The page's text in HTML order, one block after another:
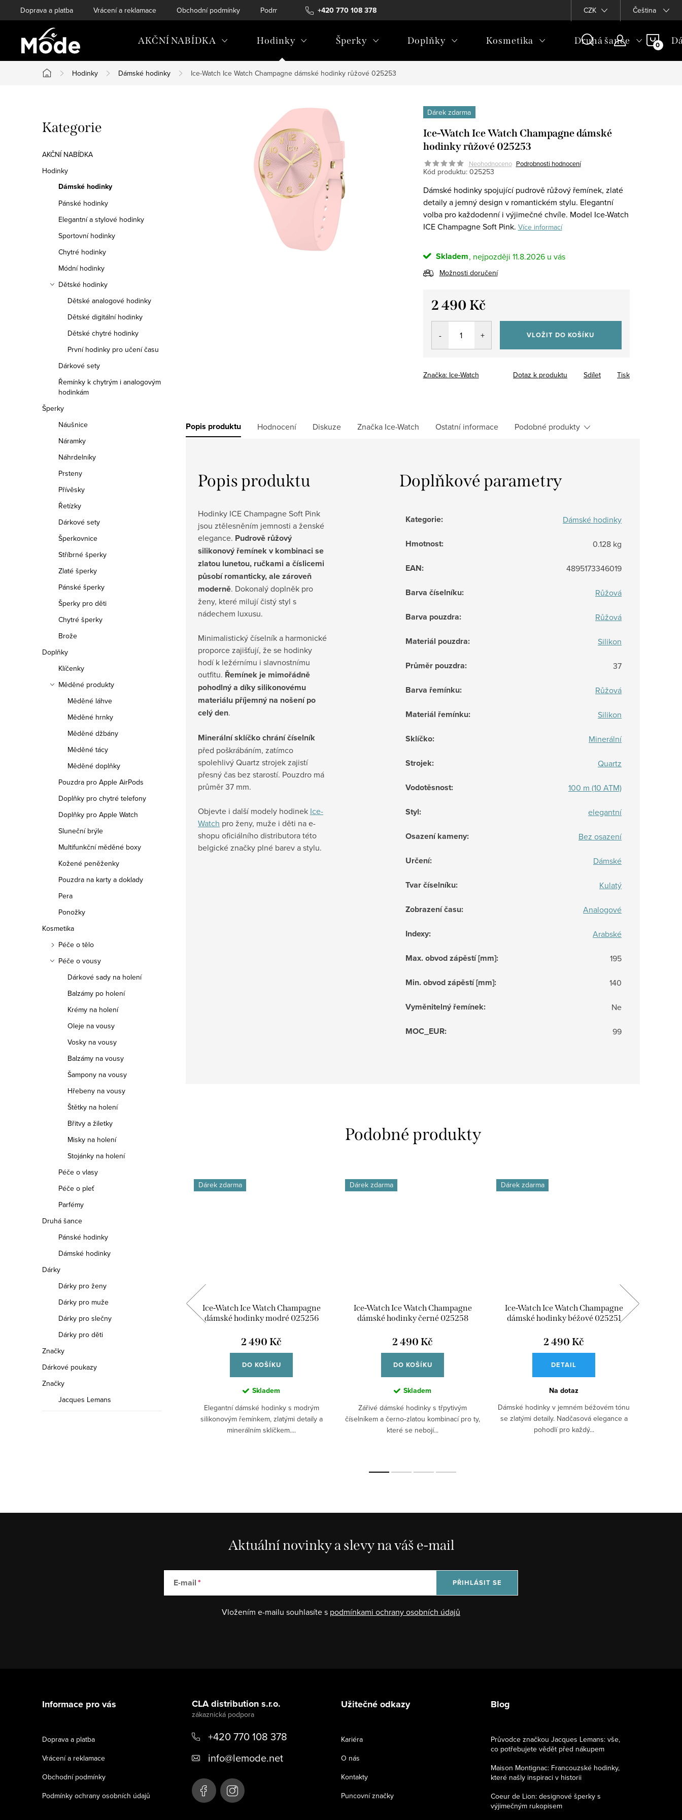
na
+420 770 108 378
Doprava a platba Vrácení a reklamace Obchodní podmínky Podmínky ochrany osobních údajů CZK Čeština
AKČNÍ NABÍDKA Hodinky Šperky Doplňky Kosmetika Druhá šance
Domů
Hodinky Dámské hodinky Ice-Watch Ice Watch Champagne dámské hodinky růžové 025253
o
s
t
Přeskočit
kategorie
Kategorie
AKČNÍ NABÍDKA
Hodinky
Dámské hodinky
Pánské hodinky
Elegantní a stylové hodinky
Sportovní hodinky
Chytré hodinky
Módní hodinky
Dětské hodinky
Dětské analogové hodinky
Dětské digitální hodinky
Dětské chytré hodinky
První hodinky pro učení času
Dárkové sety
Řemínky k chytrým i analogovým
hodinkám
Šperky
Náušnice
Náramky
Náhrdelníky
Prsteny
Přívěsky
Řetízky
Dárkové sety
Šperkovnice
Stříbrné šperky
Zlaté šperky
Pánské šperky
Šperky pro děti
Chytré šperky
Brože
Doplňky
Klíčenky
Měděné produkty
Měděné láhve
Měděné hrnky
Měděné džbány
Měděné tácy
Měděné doplňky
Pouzdra pro Apple AirPods
Doplňky pro chytré telefony
Doplňky pro Apple Watch
Sluneční brýle
Multifunkční měděné boxy
Kožené peněženky
Pouzdra na karty a doklady
Pera
Ponožky
Kosmetika
Péče o tělo
Péče o vousy
Dárkové sady na holení
Balzámy po holení
Krémy na holení
Oleje na vousy
Vosky na vousy
Balzámy na vousy
Šampony na vousy
Hřebeny na vousy
Štětky na holení
Břitvy a žiletky
Misky na holení
Stojánky na holení
Péče o vlasy
Péče o pleť
Parfémy
Druhá šance
Pánské hodinky
Dámské hodinky
Dárky
Dárky pro ženy
Dárky pro muže
Dárky pro slečny
Dárky pro děti
Značky
Dárkové poukazy
Značky
Jacques Lemans
Dárek zdarma
Ice-Watch Ice Watch Champagne dámské
hodinky růžové 025253
Neohodnoceno Podrobnosti hodnocení
Kód produktu: 025253
Dámské hodinky spojující pudrově růžový řemínek, zlaté
detaily a jemný design v romantickém stylu. Elegantní
volba pro každodenní i výjimečné chvíle. Model Ice-Watch
ICE Champagne Soft Pink. Více informací
Skladem 11.8.2026
Možnosti doručení
2 490 Kč
Měrná
VLOŽIT DO KOŠÍKU
Značka: Ice-Watch Tisk
Dotaz k produktu Sdílet
Popis produktu Hodnocení Diskuze Značka Ice-Watch Ostatní informace Podobné produkty
Popis produktu
Hodinky ICE Champagne Soft Pink
jsou ztělesněním jemnosti a ženské
elegance. Pudrově růžový
silikonový řemínek v kombinaci se
zlatou lunetou, ručkami a číslicemi
působí romanticky, ale zároveň
moderně. Dokonalý doplněk pro
ženy, které milují čistý styl s
nádechem luxusu.
Minimalistický číselník a harmonické
proporce zajišťují, že se hodinky
hodí k ležérnímu i slavnostnímu
outfitu. Řemínek je mimořádně
pohodlný a díky silikonovému
materiálu příjemný na nošení po
celý den.
Minerální sklíčko chrání číselník
před poškrábáním, zatímco
spolehlivý Quartz strojek zajistí
přesný čas bez starostí. Pouzdro má
průměr 37 mm.
Objevte i další modely hodinek Ice-
Watch pro ženy, muže i děti na e-
shopu oficiálního distributora této
belgické značky plné barev a stylu.
Doplňkové parametry
Kategorie: Dámské hodinky
Hmotnost: 0.128 kg
EAN: 4895173346019
Barva číselníku: Růžová
Barva pouzdra: Růžová
Materiál pouzdra: Silikon
Průměr pouzdra: 37
Barva řemínku: Růžová
Materiál řemínku: Silikon
Sklíčko: Minerální
Strojek: Quartz
Vodotěsnost: 100 m (10 ATM)
Styl: elegantní
Osazení kameny: Bez osazení
Určení: Dámské
Tvar číselníku: Kulatý
Zobrazení času: Analogové
Indexy: Arabské
Max. obvod zápěstí [mm]: 195
Min. obvod zápěstí [mm]: 140
Vyměnitelný řemínek: Ne
MOC_EUR: 99
Dárek zdarma
Ice-Watch Ice Watch Champagne
dámské hodinky černé 025257
DO KOŠÍKU
Dárek zdarma
Ice-Watch Ice Watch Champagne
dámské hodinky modré 025256
2 490 Kč
DO KOŠÍKU
Skladem
Elegantní dámské hodinky s modrým
silikonovým řemínkem, zlatými detaily a
minerálním sklíčkem....
Dárek zdarma
Ice-Watch Ice Watch Champagne
dámské hodinky černé 025258
2 490 Kč
DO KOŠÍKU
Skladem
Zářivé dámské hodinky s třpytivým
číselníkem a černo‑zlatou kombinací pro ty,
které se nebojí...
Dárek zdarma
Ice-Watch Ice Watch Champagne
dámské hodinky béžové 025251
2 490 Kč
DETAIL
Na dotaz
Dámské hodinky v jemném béžovém tónu
se zlatými detaily. Nadčasová elegance a
pohodlí pro každý...
Aktuální novinky a slevy na váš e-mail
E-mail
Vložením e-mailu souhlasíte s podmínkami ochrany osobních údajů
PŘIHLÁSIT SE
Informace pro vás
Doprava a platba
Vrácení a reklamace
Obchodní podmínky
Podmínky ochrany osobních údajů
CLA distribution s.r.o.
+420 770 108 378
info@lemode.net
Užitečné odkazy
Kariéra
O nás
Kontakty
Puncovní značky
Blog
Průvodce značkou Jacques Lemans: vše,
co potřebujete vědět před nákupem
Maison Montignac: Francouzské hodinky,
které našly inspiraci v historii
Coeur de Lion: designové šperky s
výjimečným rukopisem